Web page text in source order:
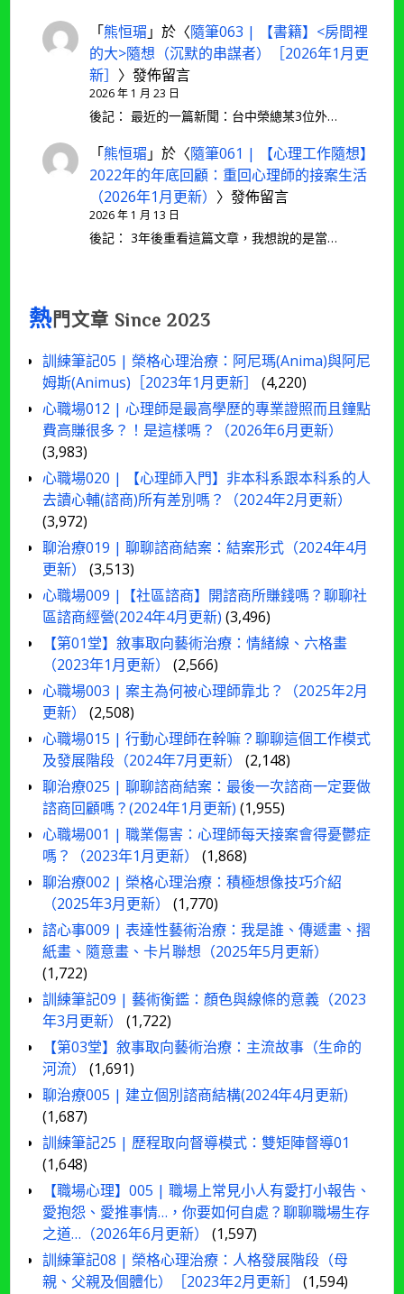
「熊恒瑂 」於〈隨筆063 | 【書籍】<房間裡
的大>隨想（沉默的串謀者）［2026年1月更
新］ 〉發佈留言
2026 年 1 月 23 日
後記： 最近的一篇新聞：台中榮總某3位外…
「熊恒瑂 」於〈隨筆061 | 【心理工作隨想】
2022年的年底回顧：重回心理師的接案生活
（2026年1月更新） 〉發佈留言
2026 年 1 月 13 日
後記： 3年後重看這篇文章，我想說的是當…
熱門文章 Since 2023
訓練筆記05 | 榮格心理治療：阿尼瑪(Anima)與阿尼
姆斯(Animus)［2023年1月更新］
(4,220)
心職場012 | 心理師是最高學歷的專業證照而且鐘點
費高賺很多？！是這樣嗎？（2026年6月更新）
(3,983)
心職場020 | 【心理師入門】非本科系跟本科系的人
去讀心輔(諮商)所有差別嗎？（2024年2月更新）
(3,972)
聊治療019 | 聊聊諮商結案：結案形式（2024年4月
更新）
(3,513)
心職場009 |【社區諮商】開諮商所賺錢嗎？聊聊社
區諮商經營(2024年4月更新) (3,496)
【第01堂】敘事取向藝術治療：情緒線、六格畫
（2023年1月更新）
(2,566)
心職場003 | 案主為何被心理師靠北？（2025年2月
更新）
(2,508)
心職場015 | 行動心理師在幹嘛？聊聊這個工作模式
及發展階段（2024年7月更新）
(2,148)
聊治療025 | 聊聊諮商結案：最後一次諮商一定要做
諮商回顧嗎？(2024年1月更新) (1,955)
心職場001 | 職業傷害：心理師每天接案會得憂鬱症
嗎？（2023年1月更新）
(1,868)
聊治療002 | 榮格心理治療：積極想像技巧介紹
（2025年3月更新）
(1,770)
諮心事009 | 表達性藝術治療：我是誰、傳遞畫、摺
紙畫、隨意畫、卡片聯想（2025年5月更新）
(1,722)
訓練筆記09 | 藝術衡鑑：顏色與線條的意義（2023
年3月更新）
(1,722)
【第03堂】敘事取向藝術治療：主流故事（生命的
河流）
(1,691)
聊治療005 | 建立個別諮商結構(2024年4月更新)
(1,687)
訓練筆記25 | 歷程取向督導模式：雙矩陣督導01
(1,648)
【職場心理】005 | 職場上常見小人有愛打小報告、
愛抱怨、愛推事情…，你要如何自處？聊聊職場生存
之道…（2026年6月更新）
(1,597)
訓練筆記08 | 榮格心理治療：人格發展階段（母
親、父親及個體化）［2023年2月更新］
(1,594)